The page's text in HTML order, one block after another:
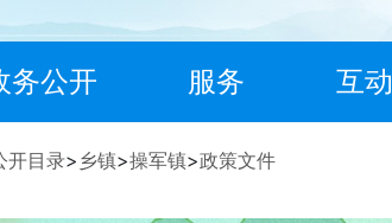
务公开 服务 互动
开目录> 乡镇>操军镇>政策文件